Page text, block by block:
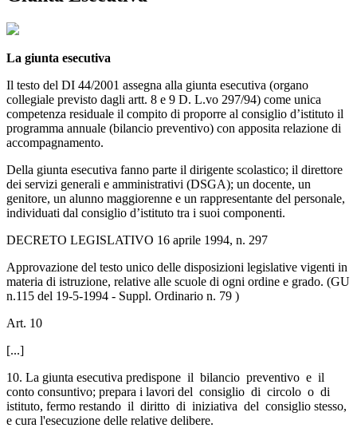
La giunta esecutiva
Il testo del DI 44/2001 assegna alla giunta esecutiva (organo
collegiale previsto dagli artt. 8 e 9 D. L.vo 297/94) come unica
competenza residuale il compito di proporre al consiglio d’istituto il
programma annuale (bilancio preventivo) con apposita relazione di
accompagnamento.
Della giunta esecutiva fanno parte il dirigente scolastico; il direttore
dei servizi generali e amministrativi (DSGA); un docente, un
genitore, un alunno maggiorenne e un rappresentante del personale,
individuati dal consiglio d’istituto tra i suoi componenti.
DECRETO LEGISLATIVO 16 aprile 1994, n. 297
Approvazione del testo unico delle disposizioni legislative vigenti in
materia di istruzione, relative alle scuole di ogni ordine e grado. (GU
n.115 del 19-5-1994 - Suppl. Ordinario n. 79 )
Art. 10
[...]
10. La giunta esecutiva predispone il bilancio preventivo e il
conto consuntivo; prepara i lavori del consiglio di circolo o di
istituto, fermo restando il diritto di iniziativa del consiglio stesso,
e cura l'esecuzione delle relative delibere.